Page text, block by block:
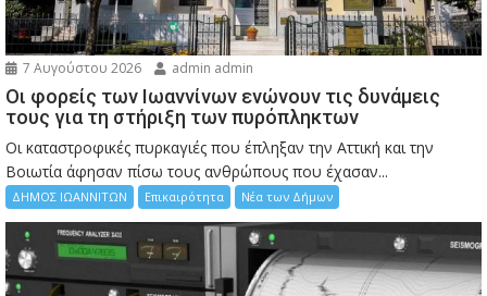
7 Αυγούστου 2026 admin admin
Οι φορείς των Ιωαννίνων ενώνουν τις δυνάμεις
τους για τη στήριξη των πυρόπληκτων
Οι καταστροφικές πυρκαγιές που έπληξαν την Αττική και την
Bοιωτία άφησαν πίσω τους ανθρώπους που έχασαν...
ΔΗΜΟΣ ΙΩΑΝΝΙΤΩΝ Επικαιρότητα Νέα των Δήμων